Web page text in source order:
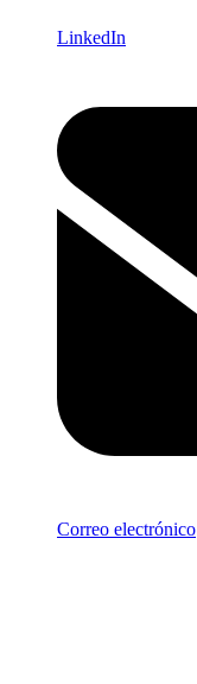
LinkedIn
Correo electrónico